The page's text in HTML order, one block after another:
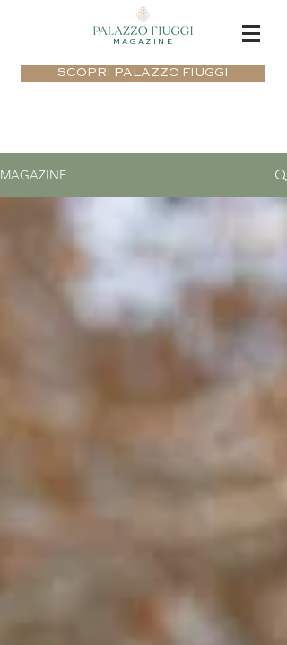
MAGAZINE
SCOPRI PALAZZO FIUGGI
MAGAZINE